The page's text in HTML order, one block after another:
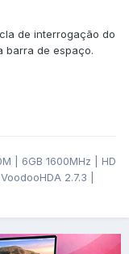
de interrogação do
barra de espaço.
| 6GB 1600MHz | HD
2.7.3 |